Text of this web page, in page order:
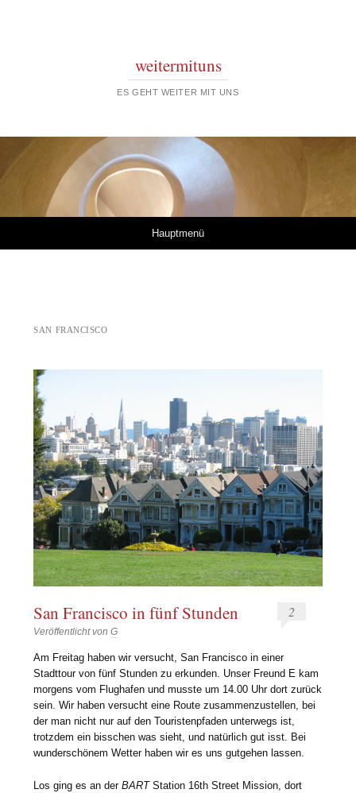
weitermituns
ES GEHT WEITER MIT UNS
Hauptmenü
SAN FRANCISCO
San Francisco in fünf Stunden
Veröffentlicht vonG
2
Am Freitag haben wir versucht, San Francisco in einer
Stadttour von fünf Stunden zu erkunden. Unser Freund E kam
morgens vom Flughafen und musste um 14.00 Uhr dort zurück
sein. Wir haben versucht eine Route zusammenzustellen, bei
der man nicht nur auf den Touristenpfaden unterwegs ist,
trotzdem ein bisschen was sieht, und natürlich gut isst. Bei
wunderschönem Wetter haben wir es uns gutgehen lassen.
Los ging es an derBARTStation 16th Street Mission, dort